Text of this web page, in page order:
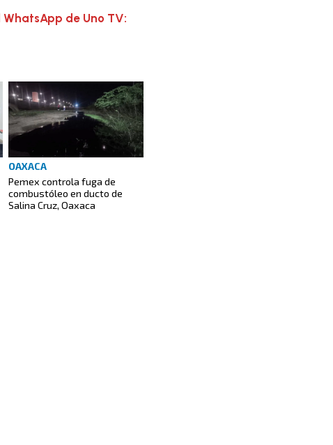
de Uno TV:
OAXACA
Pemex controla fuga de
combustóleo en ducto de
Salina Cruz, Oaxaca